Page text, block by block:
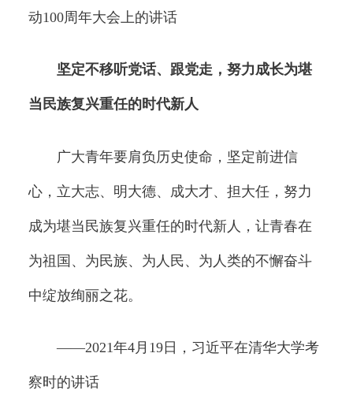
动100周年大会上的讲话
坚定不移听党话、跟党走，努力成长为堪
当民族复兴重任的时代新人
广大青年要肩负历史使命，坚定前进信
心，立大志、明大德、成大才、担大任，努力
成为堪当民族复兴重任的时代新人，让青春在
为祖国、为民族、为人民、为人类的不懈奋斗
中绽放绚丽之花。
——2021年4月19日，习近平在清华大学考
察时的讲话